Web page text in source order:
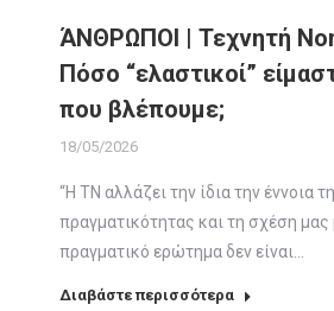
ΆΝΘΡΩΠΟΙ | Τεχνητή
Πόσο “ελαστικοί”
που βλέπουμε;
18/05/2026
“Η ΤΝ αλλάζει την ίδια την έννοια
πραγματικότητας και τη σχέση μας
πραγματικό ερώτημα δεν είναι…
Διαβάστε περισσότερα